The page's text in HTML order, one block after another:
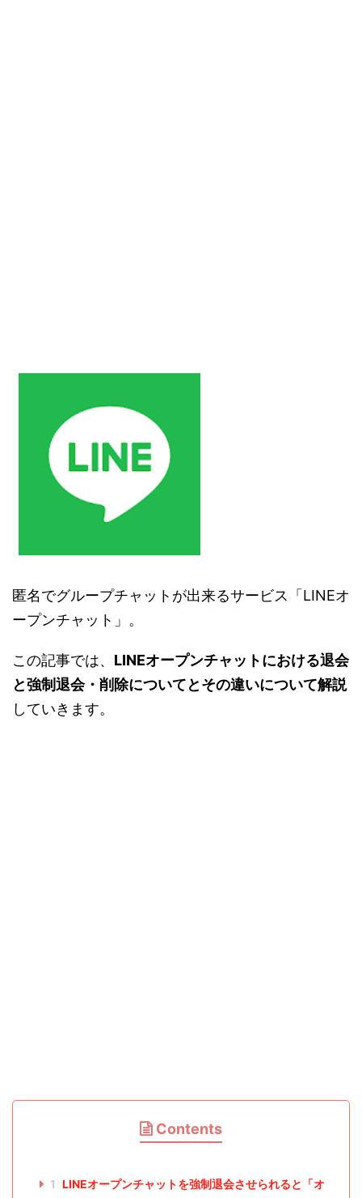
匿名でグループチャットが出来るサービス「LINEオ
ープンチャット」。
この記事では、 LINEオープンチャットにおける退会
と強制退会・削除についてとその違いについて解説
していきます。
Contents
1 LINEオープンチャットを強制退会させられると「オ